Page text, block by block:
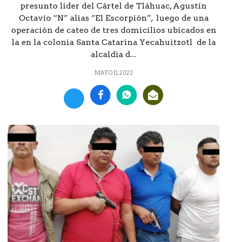
presunto líder del Cártel de Tláhuac, Agustín
Octavio “N” alias “El Escorpión”, luego de una
operación de cateo de tres domicilios ubicados en
la en la colonia Santa Catarina Yecahuitzotl de la
alcaldía d...
MAYO 11, 2022